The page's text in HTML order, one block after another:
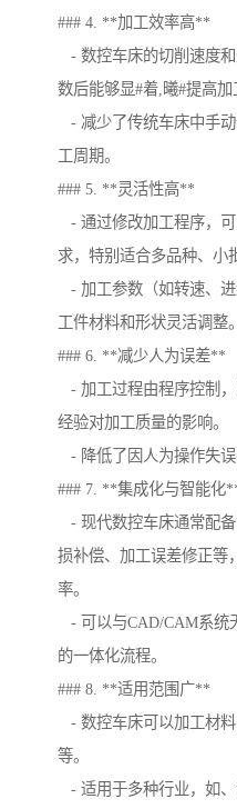
### 4. **加工效率高**
- 数控车床的切削速度
数后能够显#着,曦#提高加
- 减少了传统车床中手
工周期。
### 5. **灵活性高**
- 通过修改加工程序，
求，特别适合多品种、小
- 加工参数（如转速、
工件材料和形状灵活调整。
### 6. **减少人为误差**
- 加工过程由程序控制
经验对加工质量的影响。
- 降低了因人为操作失误
### 7. **集成化与智能化
- 现代数控车床通常配
损补偿、加工误差修正等
率。
- 可以与CAD/CAM系统
的一体化流程。
### 8. **适用范围广**
- 数控车床可以加工材
等。
- 适用于多种行业，如